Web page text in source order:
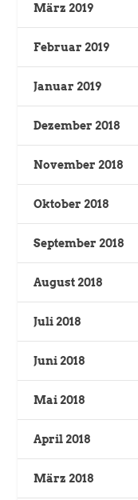
März 2019
Februar 2019
Januar 2019
Dezember 2018
November 2018
Oktober 2018
September 2018
August 2018
Juli 2018
Juni 2018
Mai 2018
April 2018
März 2018